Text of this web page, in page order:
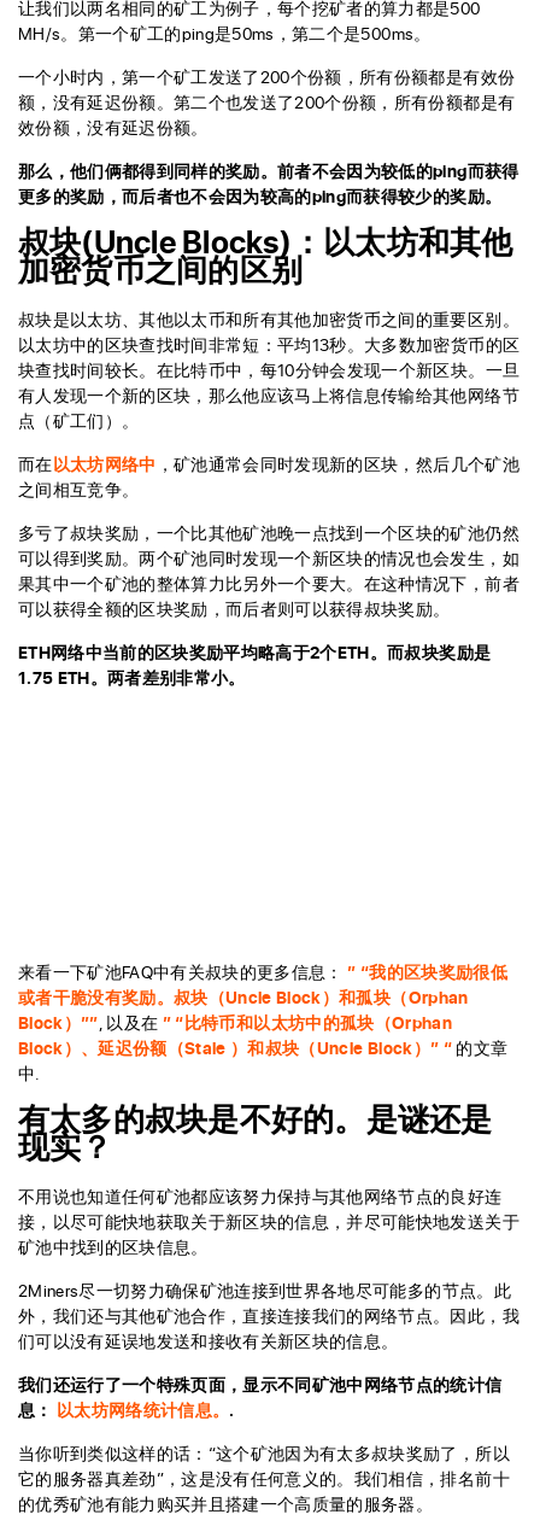
让我们以两名相同的矿工为例子，每个挖矿者的算力都是500
MH/s。第一个矿工的ping是50ms，第二个是500ms。
一个小时内，第一个矿工发送了200个份额，所有份额都是有效份
额，没有延迟份额。第二个也发送了200个份额，所有份额都是有
效份额，没有延迟份额。
那么，他们俩都得到同样的奖励。前者不会因为较低的ping而获得
更多的奖励，而后者也不会因为较高的ping而获得较少的奖励。
叔块(Uncle Blocks)：以太坊和其他
加密货币之间的区别
叔块是以太坊、其他以太币和所有其他加密货币之间的重要区别。
以太坊中的区块查找时间非常短：平均13秒。大多数加密货币的区
块查找时间较长。在比特币中，每10分钟会发现一个新区块。一旦
有人发现一个新的区块，那么他应该马上将信息传输给其他网络节
点（矿工们）。
而在以太坊网络中 ，矿池通常会同时发现新的区块，然后几个矿池
之间相互竞争。
多亏了叔块奖励，一个比其他矿池晚一点找到一个区块的矿池仍然
可以得到奖励。两个矿池同时发现一个新区块的情况也会发生，如
果其中一个矿池的整体算力比另外一个要大。在这种情况下，前者
可以获得全额的区块奖励，而后者则可以获得叔块奖励。
ETH网络中当前的区块奖励平均略高于2个ETH。而叔块奖励是
1.75 ETH。两者差别非常小。
来看一下矿池FAQ中有关叔块的更多信息： ” “我的区块奖励很低
或者干脆没有奖励。叔块（Uncle Block）和孤块（Orphan
Block）””, 以及在 ” “比特币和以太坊中的孤块（Orphan
Block）、延迟份额（Stale ）和叔块（Uncle Block）” “的文章
中.
有太多的叔块是不好的。是谜还是
现实？
不用说也知道任何矿池都应该努力保持与其他网络节点的良好连
接，以尽可能快地获取关于新区块的信息，并尽可能快地发送关于
矿池中找到的区块信息。
2Miners尽一切努力确保矿池连接到世界各地尽可能多的节点。此
外，我们还与其他矿池合作，直接连接我们的网络节点。因此，我
们可以没有延误地发送和接收有关新区块的信息。
我们还运行了一个特殊页面，显示不同矿池中网络节点的统计信
息： 以太坊网络统计信息。 .
当你听到类似这样的话：“这个矿池因为有太多叔块奖励了，所以
它的服务器真差劲”，这是没有任何意义的。我们相信，排名前十
的优秀矿池有能力购买并且搭建一个高质量的服务器。